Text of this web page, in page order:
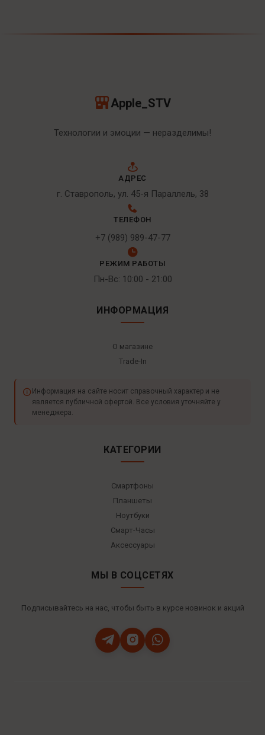
Apple_STV
Технологии и эмоции — неразделимы!
АДРЕС
г. Ставрополь, ул. 45-я Параллель, 38
ТЕЛЕФОН
+7 (989) 989-47-77
РЕЖИМ РАБОТЫ
Пн-Вс: 10:00 - 21:00
ИНФОРМАЦИЯ
О магазине
Trade-In
Информация на сайте носит справочный характер и не
является публичной офертой. Все условия уточняйте у
менеджера.
КАТЕГОРИИ
Смартфоны
Планшеты
Ноутбуки
Смарт-Часы
Аксессуары
МЫ В СОЦСЕТЯХ
Подписывайтесь на нас, чтобы быть в курсе новинок и акций